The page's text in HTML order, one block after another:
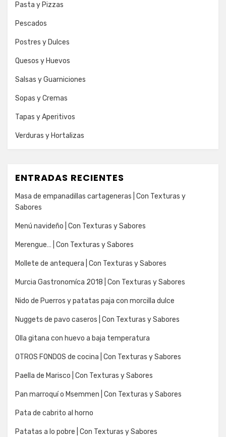
Pasta y Pizzas
Pescados
Postres y Dulces
Quesos y Huevos
Salsas y Guarniciones
Sopas y Cremas
Tapas y Aperitivos
Verduras y Hortalizas
ENTRADAS RECIENTES
Masa de empanadillas cartageneras | Con Texturas y
Sabores
Menú navideño | Con Texturas y Sabores
Merengue… | Con Texturas y Sabores
Mollete de antequera | Con Texturas y Sabores
Murcia Gastronomíca 2018 | Con Texturas y Sabores
Nido de Puerros y patatas paja con morcilla dulce
Nuggets de pavo caseros | Con Texturas y Sabores
Olla gitana con huevo a baja temperatura
OTROS FONDOS de cocina | Con Texturas y Sabores
Paella de Marisco | Con Texturas y Sabores
Pan marroquí o Msemmen | Con Texturas y Sabores
Pata de cabrito al horno
Patatas a lo pobre | Con Texturas y Sabores